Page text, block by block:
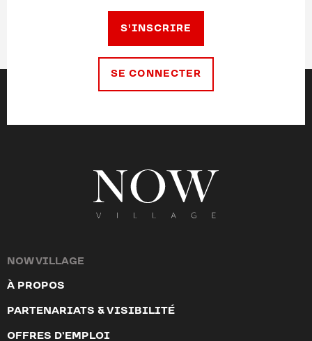
S'INSCRIRE
SE CONNECTER
NOW VILLAGE
À PROPOS
PARTENARIATS & VISIBILITÉ
OFFRES D’EMPLOI